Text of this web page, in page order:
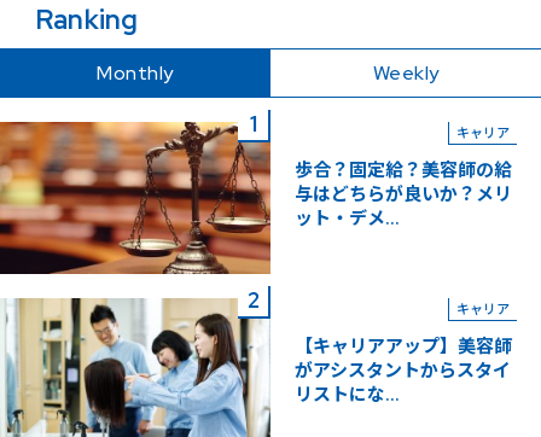
Ranking
Monthly Weekly
キャリア
歩合？固定給？美容師の給
与はどちらが良いか？メリ
ット・デメ...
キャリア
【キャリアアップ】美容師
がアシスタントからスタイ
リストにな...